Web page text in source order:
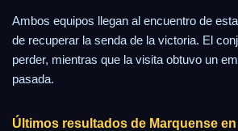
Ambos equipos llegan al encuentro de
de recuperar la senda de la victoria. El
perder, mientras que la visita obtuvo un
pasada.
Últimos resultados de Marquense